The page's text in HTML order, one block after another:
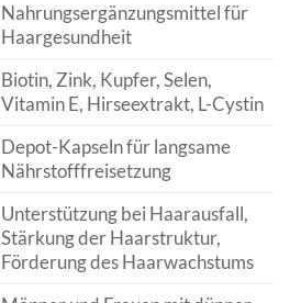
Nahrungsergänzungsmittel für
Haargesundheit
Biotin, Zink, Kupfer, Selen,
Vitamin E, Hirseextrakt, L-Cystin
Depot-Kapseln für langsame
Nährstofffreisetzung
Unterstützung bei Haarausfall,
Stärkung der Haarstruktur,
Förderung des Haarwachstums